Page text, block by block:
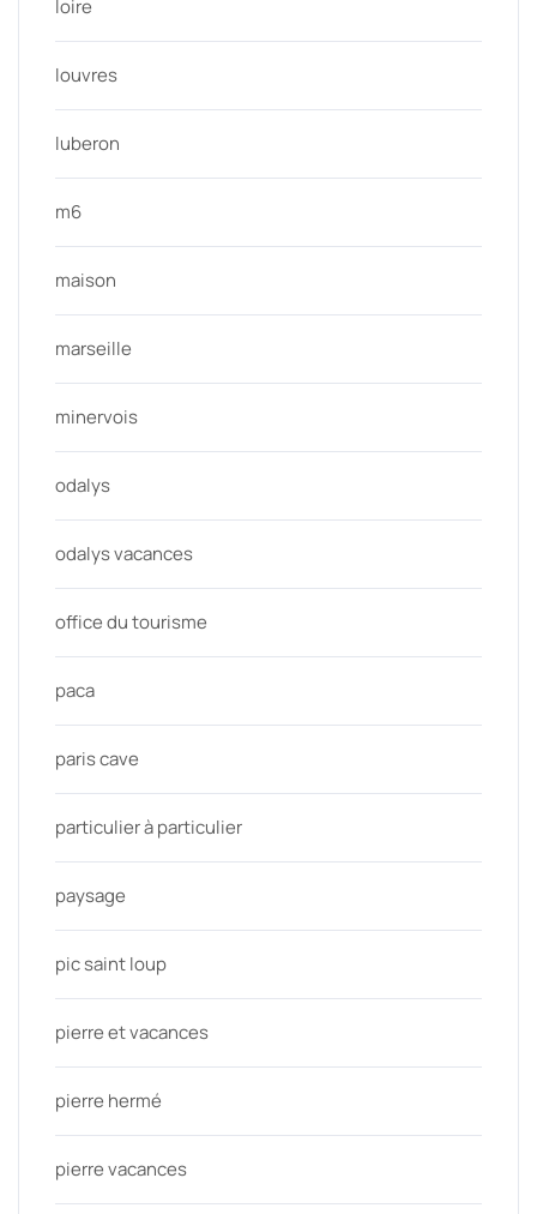
loire
louvres
luberon
m6
maison
marseille
minervois
odalys
odalys vacances
office du tourisme
paca
paris cave
particulier à particulier
paysage
pic saint loup
pierre et vacances
pierre hermé
pierre vacances